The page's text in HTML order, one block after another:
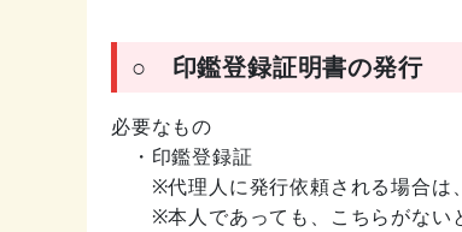
○ 印鑑登録証明書の発行
必要なもの
・印鑑登録証
※代理人に発行依頼される場合は、
※本人であっても、こちらがないと